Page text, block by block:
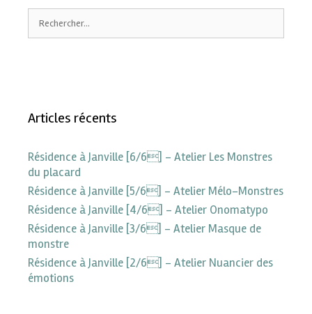
Articles récents
Résidence à Janville [6/6] – Atelier Les Monstres
du placard
Résidence à Janville [5/6] – Atelier Mélo-Monstres
Résidence à Janville [4/6] – Atelier Onomatypo
Résidence à Janville [3/6] – Atelier Masque de
monstre
Résidence à Janville [2/6] – Atelier Nuancier des
émotions